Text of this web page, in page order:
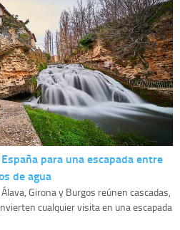
para una escapada entre
de agua
Girona y Burgos reúnen cascadas,
cualquier visita en una escapada